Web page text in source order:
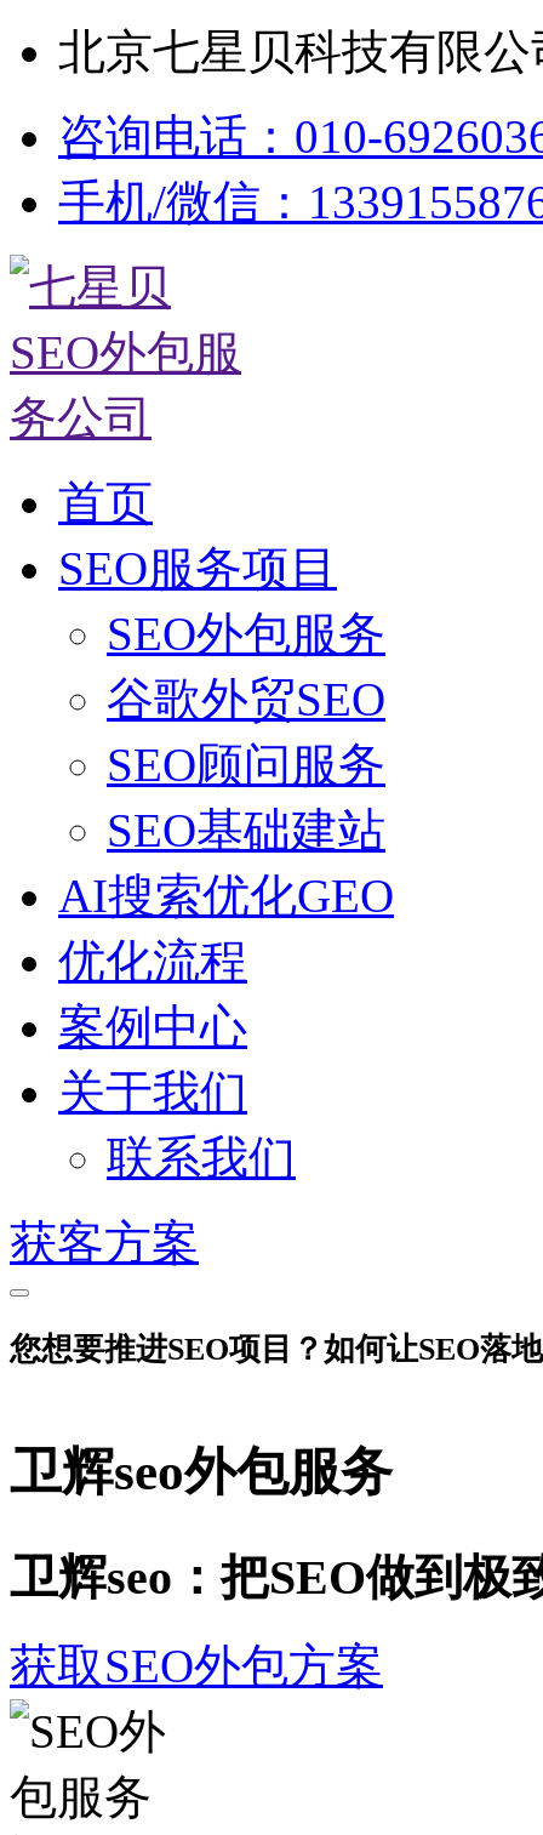
北京七星贝科技有限
咨询电话：010-
手机/微信：
首页
SEO服务项目
SEO外包服务
谷歌外贸SEO
SEO顾问服务
SEO基础建站
AI搜索优化GEO
优化流程
案例中心
关于我们
联系我们
获客方案
您想要推进SEO项目？如何让SEO落
卫辉seo外包服务
卫辉seo：把SEO做到极
获取SEO外包方案